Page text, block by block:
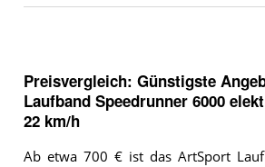
Preisvergleich: Günstigste
Laufband Speedrunner 6000
22 km/h
Ab etwa 700 € ist das ArtSport